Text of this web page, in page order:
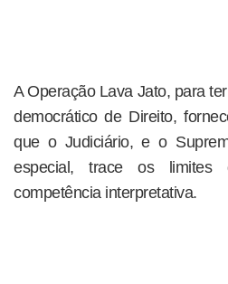
A Operação Lava Jato, para
democrático de Direito,
que o Judiciário, e o
especial, trace os
competência interpretativa.